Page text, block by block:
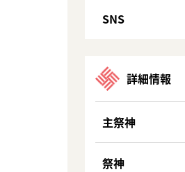
SNS
詳細情報
主祭神
祭神